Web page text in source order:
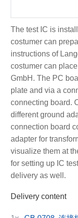
The test IC is
costumer can
instructions of
costumer can
GmbH. The PC
plate and via a
connecting board.
different ground
connection board
adapter for
visualize them at
for setting up IC
delivery as well.
Delivery content